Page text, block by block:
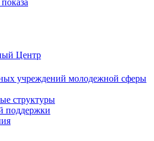
Центр
учреждений молодежной сферы
структуры
поддержки